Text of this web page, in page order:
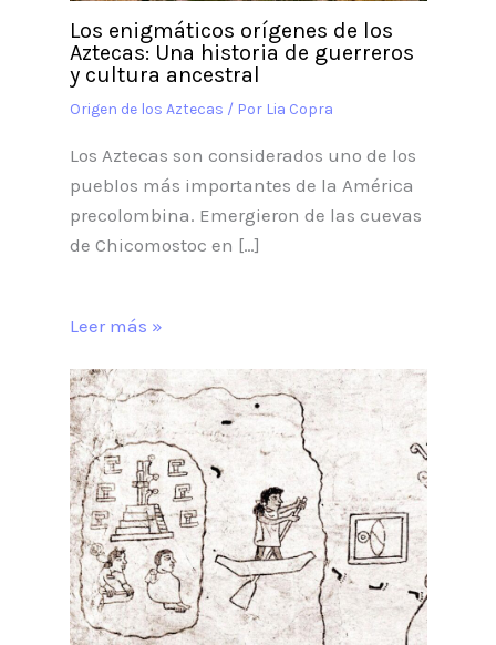
Los enigmáticos orígenes de los
Aztecas: Una historia de guerreros
y cultura ancestral
Origen de los Aztecas / Por Lia Copra
Los Aztecas son considerados uno de los
pueblos más importantes de la América
precolombina. Emergieron de las cuevas
de Chicomostoc en […]
Leer más »